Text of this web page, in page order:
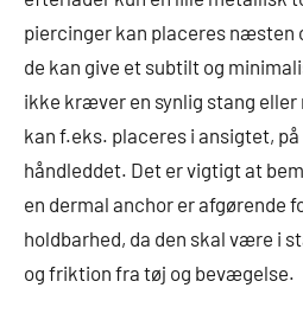
piercinger kan placeres næsten
de kan give et subtilt og
ikke kræver en synlig stang
kan f.eks. placeres i ansigtet,
håndleddet. Det er vigtigt at
en dermal anchor er afgørende
holdbarhed, da den skal være i
og friktion fra tøj og bevægelse.